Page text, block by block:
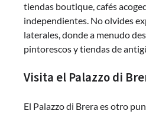
tiendas boutique, cafés
independientes. No olvides
laterales, donde a menudo
pintorescos y tiendas de
Visita el Palazzo di
El Palazzo di Brera es otro